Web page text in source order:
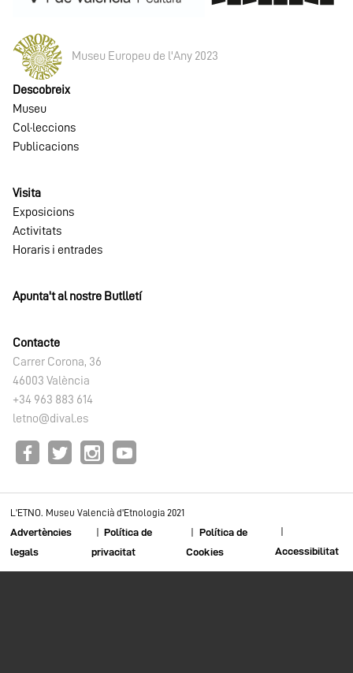
Museu Europeu de l'Any 2023
Descobreix
Museu
Col·leccions
Publicacions
Visita
Exposicions
Activitats
Horaris i entrades
Apunta't al nostre Butlletí
Contacte
Carrer Corona, 36
46003 València
+34 963 883 614
letno@dival.es
L'ETNO. Museu Valencià d'Etnologia 2021
Advertències
legals
Política de
privacitat
Política de
Cookies
Accessibilitat